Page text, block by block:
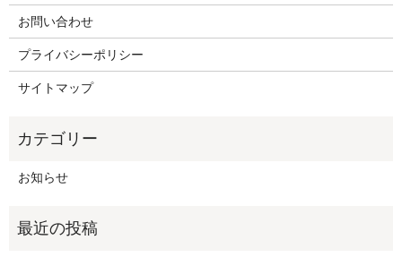
お問い合わせ
プライバシーポリシー
サイトマップ
お知らせ